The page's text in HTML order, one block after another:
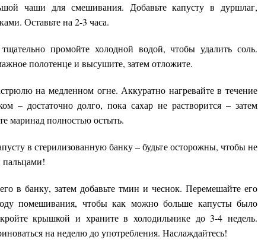
чаши для смешивания. Добавьте капусту в дуршлаг,
Оставьте на 2-3 часа.
промойте холодной водой, чтобы удалить соль.
полотенце и высушите, затем отложите.
на медленном огне. Аккуратно нагревайте в течение
– достаточно долго, пока сахар не растворится – затем
маринад полностью остыть.
в стерилизованную банку – будьте осторожны, чтобы не
пальцами!
в банку, затем добавьте тмин и чеснок. Перемешайте его
помешивания, чтобы как можно больше капусты было
крышкой и храните в холодильнике до 3-4 недель.
на неделю до употребления. Наслаждайтесь!